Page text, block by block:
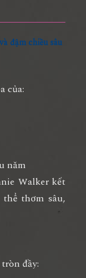
đậm chiều sâu
của:
năm
Walker kết
thơm sâu,
đầy: